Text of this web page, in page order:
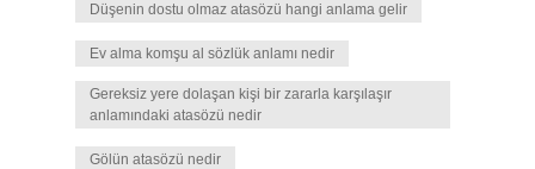
Düşenin dostu olmaz atasözü hangi anlama gelir
Ev alma komşu al sözlük anlamı nedir
Gereksiz yere dolaşan kişi bir zararla karşılaşır
anlamındaki atasözü nedir
Gölün atasözü nedir